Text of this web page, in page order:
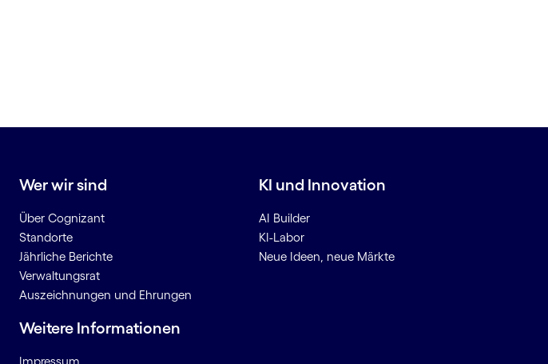
Wer wir sind
Über Cognizant
Standorte
Jährliche Berichte
Verwaltungsrat
Auszeichnungen und Ehrungen
KI und Innovation
AI Builder
KI-Labor
Neue Ideen, neue Märkte
Weitere Informationen
Impressum